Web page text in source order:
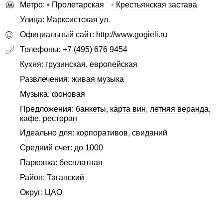
Метро: • Пролетарская • Крестьянская застава
Улица: Марксистская ул.
Официальный сайт: http://www.gogieli.ru
Телефоны: +7 (495) 676 9454
Кухня: грузинская, европейская
Развлечения: живая музыка
Музыка: фоновая
Предложения: банкеты, карта вин, летняя веранда,
кафе, ресторан
Идеально для: корпоративов, свиданий
Средний счет: до 1000
Парковка: бесплатная
Район: Таганский
Округ: ЦАО